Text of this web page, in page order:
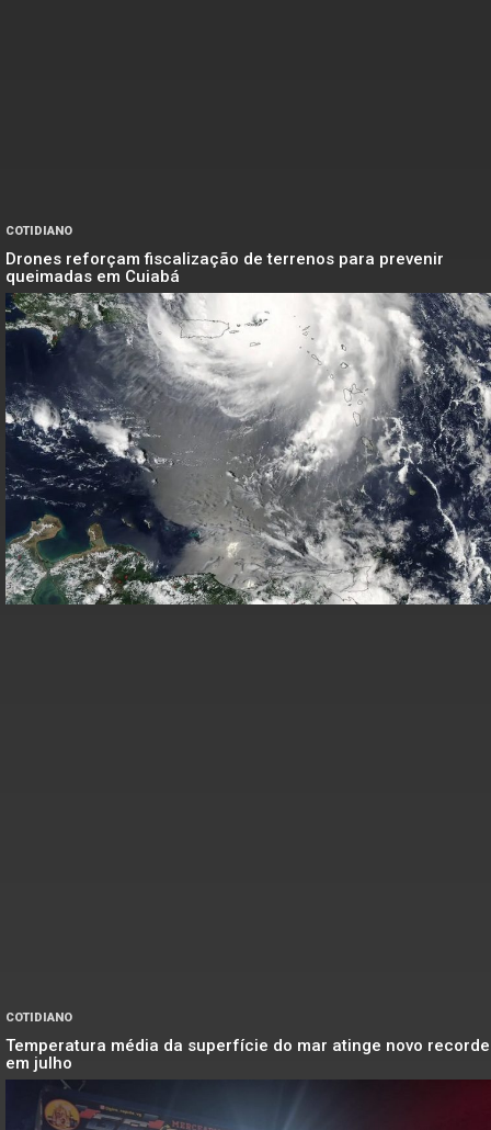
COTIDIANO
Drones reforçam fiscalização de terrenos para prevenir
queimadas em Cuiabá
COTIDIANO
Temperatura média da superfície do mar atinge novo recorde
em julho